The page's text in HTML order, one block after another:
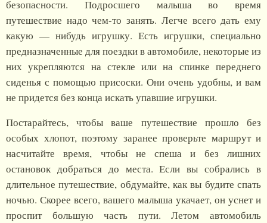
безопасности. Подросшего малыша во время
путешествие надо чем-то занять. Легче всего дать ему
какую — нибудь игрушку. Есть игрушки, специально
предназначенные для поездки в автомобиле, некоторые из
них укрепляются на стекле или на спинке переднего
сиденья с помощью присоски. Они очень удобны, и вам
не придется без конца искать упавшие игрушки.
Постарайтесь, чтобы ваше путешествие прошло без
особых хлопот, поэтому заранее проверьте маршрут и
насчитайте время, чтобы не спеша и без лишних
остановок добраться до места. Если вы собрались в
длительное путешествие, обдумайте, как вы будите спать
ночью. Скорее всего, вашего малыша укачает, он уснет и
проспит большую часть пути. Летом автомобиль